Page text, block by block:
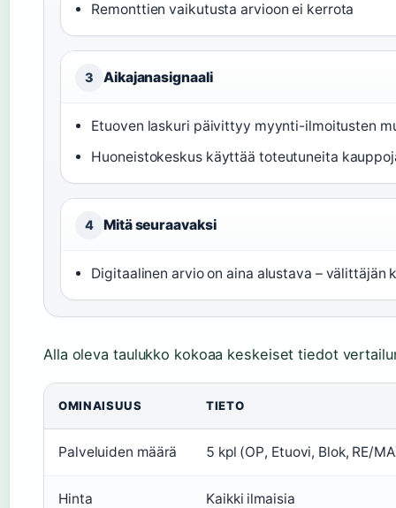
Remonttien vaikutusta arvioon ei kerrota
3 Aikajanasignaali
Etuoven laskuri päivittyy myynti-ilmoitusten
Huoneistokeskus käyttää toteutuneita
4 Mitä seuraavaksi
Digitaalinen arvio on aina alustava – välittäjän
Alla oleva taulukko kokoaa keskeiset tiedot
OMINAISUUS TIETO
Palveluiden määrä 5 kpl (OP, Etuovi, Blok, RE/
Hinta Kaikki ilmaisia